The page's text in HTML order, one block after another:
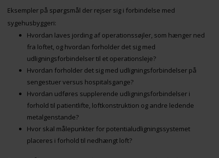
Eksempler på spørgsmål der rejser sig i forbindelse med
sygehusbyggeri:
Hvordan laves jording af operationssøjler, som hænger ned
fra loftet, og hvordan forholder det sig med
udligningsforbindelser til et operationsleje?
Hvordan forholder det sig med udligningsforbindelser på
sengestuer versus hospitalsgange?
Hvordan udføres supplerende udligningsforbindelser i
forhold til patientlifte, loftkonstruktion og andre ledende
metalgenstande?
Hvor skal målepunkter for potentialudligningssystemet
placeres i forhold til nedhængt loft?